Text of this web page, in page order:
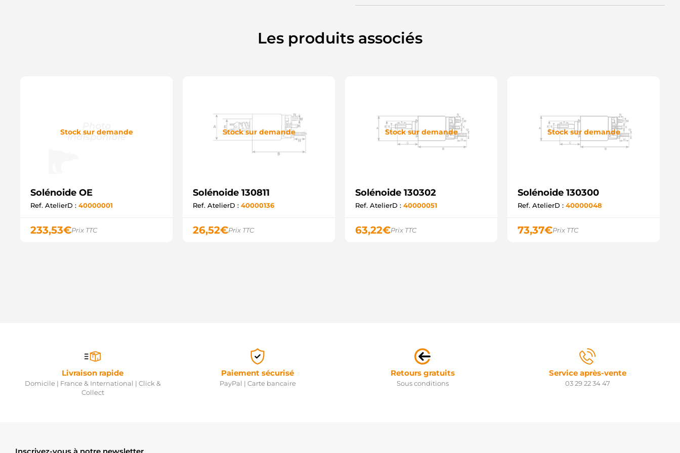
Les produits associés
Stock sur demande
Solénoide OE
Ref. AtelierD : 40000001
233,53€Prix TTC
Stock sur demande
Solénoide 130811
Ref. AtelierD : 40000136
26,52€Prix TTC
Stock sur demande
Solénoide 130302
Ref. AtelierD : 40000051
63,22€Prix TTC
Stock sur demande
Solénoide 130300
Ref. AtelierD : 40000048
73,37€Prix TTC
Livraison rapide
Domicile | France & International | Click &
Collect
Paiement sécurisé
PayPal | Carte bancaire
Retours gratuits
Sous conditions
Service après-vente
03 29 22 34 47